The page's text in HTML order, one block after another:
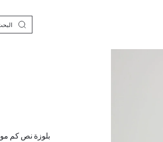
بلوزة نص كم